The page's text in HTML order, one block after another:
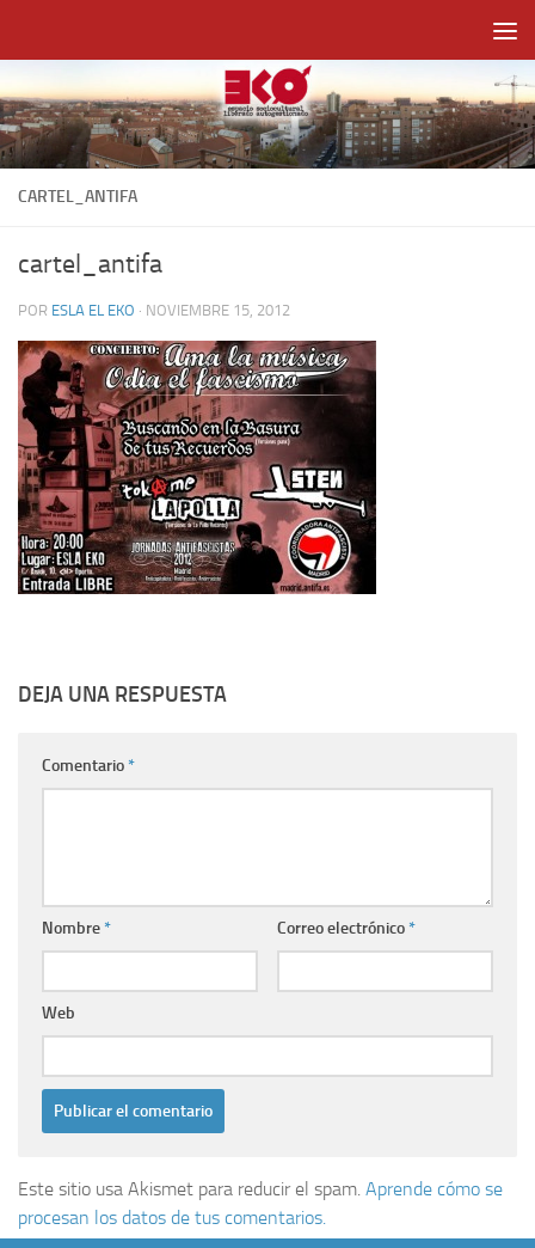
CARTEL_ANTIFA
cartel_antifa
POR ESLA EL EKO · NOVIEMBRE 15, 2012
DEJA UNA RESPUESTA
Comentario*
Nombre* Correo electrónico*
Web
Este sitio usa Akismet para reducir el spam. Aprende cómo se
procesan los datos de tus comentarios.